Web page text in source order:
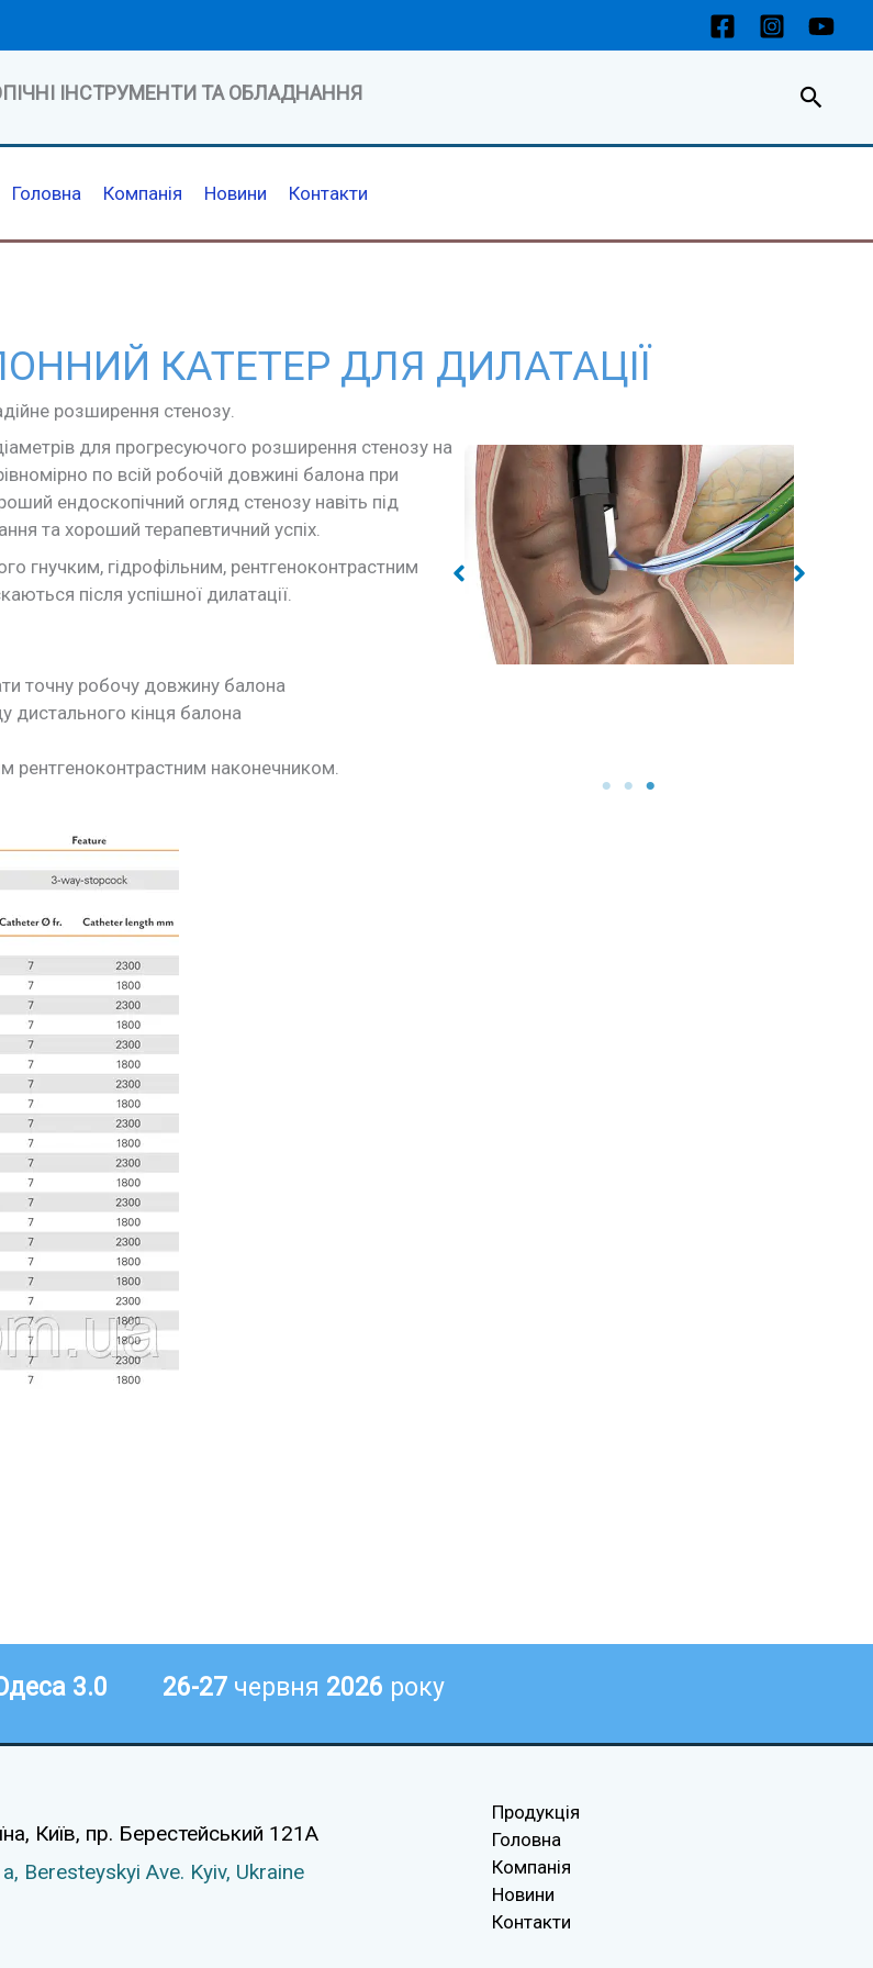
ІНСТРУМЕНТИ ТА ОБЛАДНАННЯ
Головна Компанія Новини Контакти
КАТЕТЕР ДЛЯ ДИЛАТАЦІЇ
розширення стенозу.
для прогресуючого розширення стенозу на
по всій робочій довжині балона при
ендоскопічний огляд стенозу навіть під
та хороший терапевтичний успіх.
гнучким, гідрофільним, рентгеноконтрастним
після успішної дилатації.
точну робочу довжину балона
дистального кінця балона
рентгеноконтрастним наконечником.
3.0 26-27 червня 2026 року
Київ, пр. Берестейський 121А
Beresteyskyi Ave. Kyiv, Ukraine
Продукція
Головна
Компанія
Новини
Контакти